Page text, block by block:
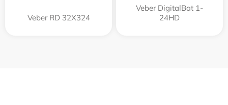
Veber RD 32X324
Veber DigitalBat 1-
24HD